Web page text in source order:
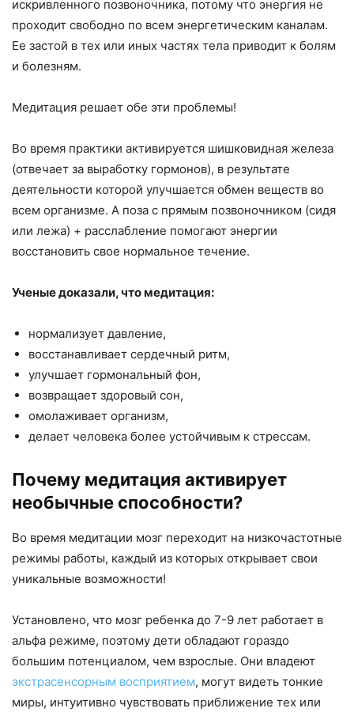
искривленного позвоночника, потому что энергия не
проходит свободно по всем энергетическим каналам.
Ее застой в тех или иных частях тела приводит к болям
и болезням.
Медитация решает обе эти проблемы!
Во время практики активируется шишковидная железа
(отвечает за выработку гормонов), в результате
деятельности которой улучшается обмен веществ во
всем организме. А поза с прямым позвоночником (сидя
или лежа) + расслабление помогают энергии
восстановить свое нормальное течение.
Ученые доказали, что медитация:
нормализует давление,
восстанавливает сердечный ритм,
улучшает гормональный фон,
возвращает здоровый сон,
омолаживает организм,
делает человека более устойчивым к стрессам.
Почему медитация активирует
необычные способности?
Во время медитации мозг переходит на низкочастотные
режимы работы, каждый из которых открывает свои
уникальные возможности!
Установлено, что мозг ребенка до 7-9 лет работает в
альфа режиме, поэтому дети обладают гораздо
большим потенциалом, чем взрослые. Они владеют
экстрасенсорным восприятием, могут видеть тонкие
миры, интуитивно чувствовать приближение тех или